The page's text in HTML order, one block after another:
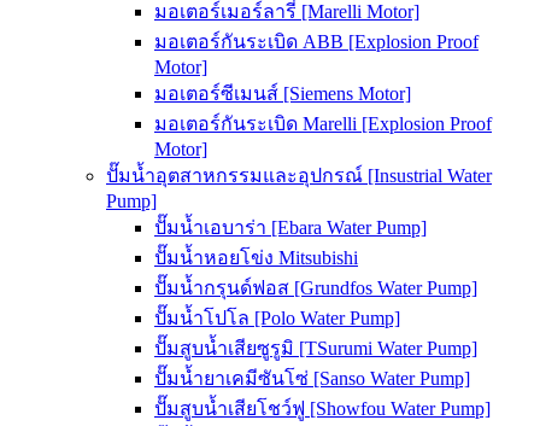
มอเตอร์เมอร์ลารี่ [Marelli Motor]
มอเตอร์กันระเบิด ABB [Explosion Proof
Motor]
มอเตอร์ซีเมนส์ [Siemens Motor]
มอเตอร์กันระเบิด Marelli [Explosion Proof
Motor]
ปั๊มน้ำอุตสาหกรรมและอุปกรณ์ [Insustrial Water
Pump]
ปั๊มน้ำเอบาร่า [Ebara Water Pump]
ปั๊มน้ำหอยโข่ง Mitsubishi
ปั๊มน้ำกรุนด์ฟอส [Grundfos Water Pump]
ปั๊มน้ำโปโล [Polo Water Pump]
ปั๊มสูบน้ำเสียซูรูมิ [TSurumi Water Pump]
ปั๊มน้ำยาเคมีซันโซ่ [Sanso Water Pump]
ปั๊มสูบน้ำเสียโชว์ฟู [Showfou Water Pump]